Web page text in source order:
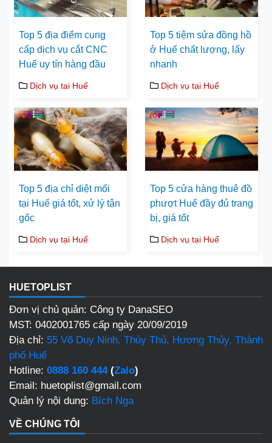
Top 5 địa điểm cung
cấp dịch vụ cắt CNC
Huế uy tín hàng đầu
Dịch vụ tại Huế
Top 5 tiệm sửa đồng hồ
ở Huế chất lượng, lấy
nhanh
Dịch vụ tại Huế
Top 5 địa chỉ diệt mối
tại Huế giá tốt, xử lý tận
gốc
Dịch vụ tại Huế
Top 5 cửa hàng thuê đồ
phượt Huế đầy đủ trang
bị, giá tốt
Dịch vụ tại Huế
HUETOPLIST
Đơn vị chủ quản: Công ty DanaSEO
MST: 0402001765 cấp ngày 20/09/2019
Địa chỉ: 55 Võ Duy Ninh, Thủy Thủ, Hương Thủy, Thành
phố Huế
Hotline: 0888 160 444(Zalo)
Email: huetoplist@gmail.com
Quản lý nội dung: Bích Nga
VỀ CHÚNG TÔI